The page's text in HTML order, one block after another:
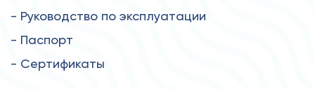
- Руководство по эксплуатации
- Паспорт
- Сертификаты